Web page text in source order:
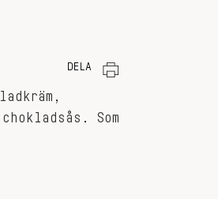
DELA
Som